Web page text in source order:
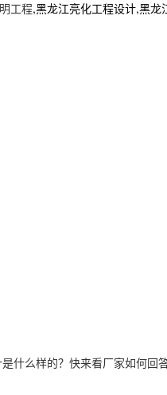
工程,黑龙江亮化工程设计,黑龙
什么样的？快来看厂家如何回